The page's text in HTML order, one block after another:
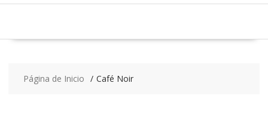
Página de Inicio Café Noir